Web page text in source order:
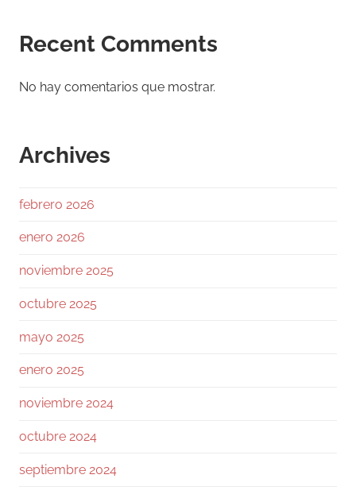
#Bitcoincerró la semana con dos riesgos
distintos, y mezclarlos lleva a malas
Antes de discutir targets, hay usuarios
José Siles | AI | Data
CLAUDE:"HAS ALCANZADO EL LÍMITE DE
155
Recent Comments
No hay comentarios que mostrar.
Archives
febrero 2026
enero 2026
noviembre 2025
octubre 2025
mayo 2025
enero 2025
noviembre 2024
octubre 2024
septiembre 2024